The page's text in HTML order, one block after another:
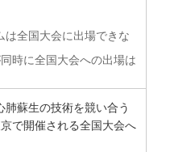
全国大会に出場できな
時に全国大会への出場は
蘇生の技術を競い合う
で開催される全国大会へ